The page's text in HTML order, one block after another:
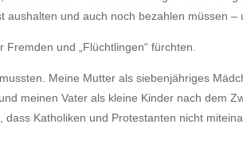
und auch noch bezahlen müssen
und „Flüchtlingen“ fürchten.
Meine Mutter als siebenjähriges
meinen Vater als kleine Kinder nach dem
Katholiken und Protestanten nicht